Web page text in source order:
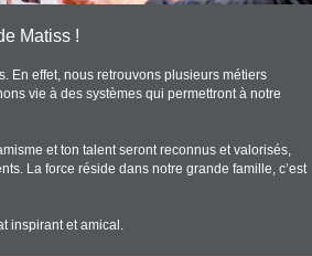
Matiss !
En effet, nous retrouvons plusieurs métiers
vie à des systèmes qui permettront à notre
et ton talent seront reconnus et valorisés,
La force réside dans notre grande famille, c’est
inspirant et amical.